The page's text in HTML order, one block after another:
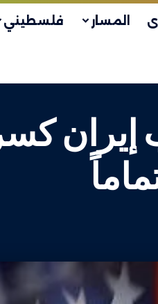
المسار فلسطيني